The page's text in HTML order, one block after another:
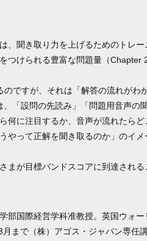
、聞き取り力を上げるためのトレー
つけられる豊富な問題量（Chapter
のですが、それは「解答の流れがわ
「設問の先読み」「問題用音声の
何に注目するか、音声が流れたら
やって正解を聞き取るのか」のイメ
まが目標バンドスコアに到達され
部国際経営学科准教授。英国ウォ
まで（株）アゴス・ジャパン専任